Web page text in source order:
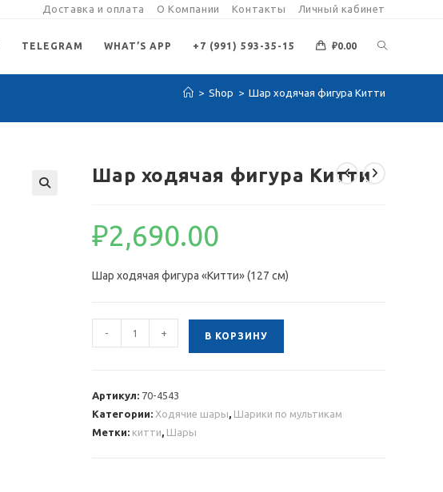
Доставка и оплата О Компании Контакты Личный кабинет
TELEGRAM WHAT’S APP +7 (991) 593-35-15 ₽0.00
ПОИСК
> Shop > Шар ходячая фигура Китти
Шар ходячая фигура Китти
₽2,690.00
Шар ходячая фигура «Китти» (127 см)
Количество
товара
Китти
- + В КОРЗИНУ
Артикул: 70-4543
Категории: Ходячие шары, Шарики по мультикам
Метки: китти, Шары